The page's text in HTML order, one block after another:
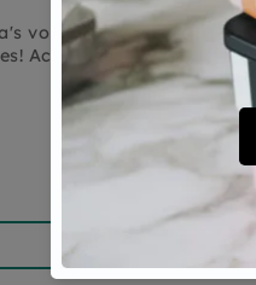
vol dieren verstopt
Achter het laatste flapje